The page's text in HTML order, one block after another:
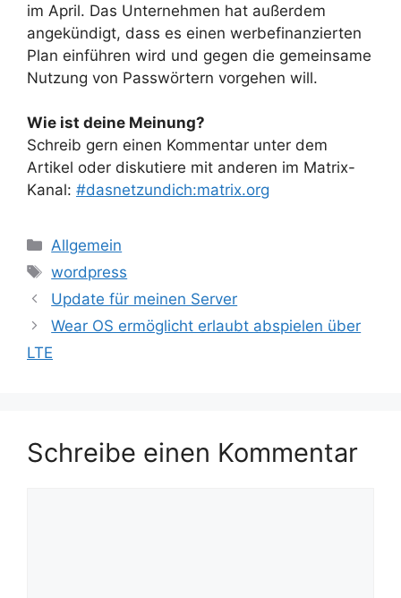
im April. Das Unternehmen hat außerdem
angekündigt, dass es einen werbefinanzierten
Plan einführen wird und gegen die gemeinsame
Nutzung von Passwörtern vorgehen will.
Wie ist deine Meinung?
Schreib gern einen Kommentar unter dem
Artikel oder diskutiere mit anderen im Matrix-
Kanal: #dasnetzundich:matrix.org
Kategorien
Allgemein
Schlagwörter
wordpress
Update für meinen Server
Wear OS ermöglicht erlaubt abspielen über
LTE
Schreibe einen Kommentar